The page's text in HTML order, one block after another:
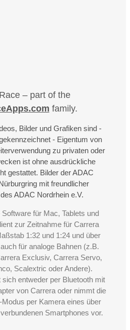
– part of the
family.
Bilder und Grafiken sind -
- Eigentum von
zu privaten oder
ist ohne ausdrückliche
gestattet. Bilder der ADAC
mit freundlicher
ADAC Nordrhein e.V.
für Mac, Tablets und
zur Zeitnahme für Carrera
1:32 und 1:24 und über
auch für analoge Bahnen (z.B.
Exclusiv, Carrera Servo,
Scalextric oder Andere).
entweder per Bluetooth mit
von Carrera oder nimmt die
per Kamera eines über
Smartphones vor.